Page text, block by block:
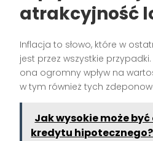
atrakcyjność
Inflacja to słowo, które w
jest przez wszystkie
ona ogromny wpływ na
w tym również tych
Jak wysokie może
kredytu hipotecznego?